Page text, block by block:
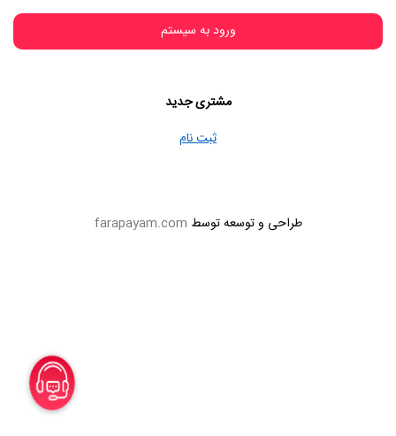
ورود به سیستم
مشتری جدید
ثبت نام
طراحی و توسعه توسط farapayam.com